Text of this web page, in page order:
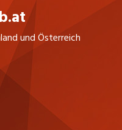
und Österreich